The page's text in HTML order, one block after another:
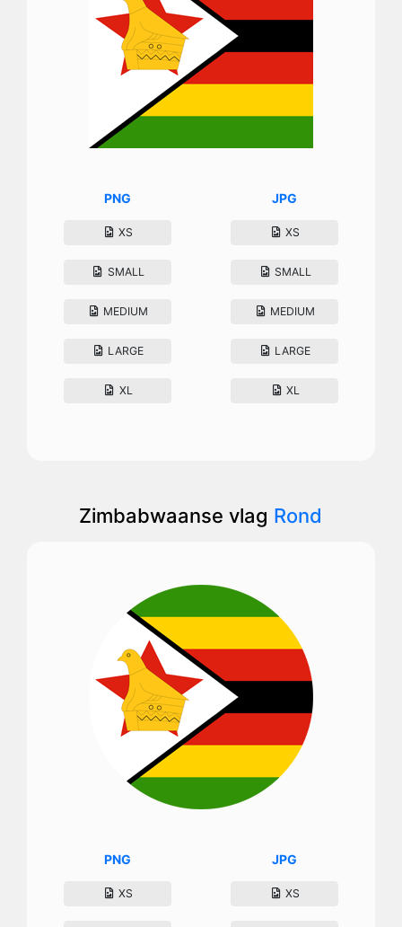
PNG
XS
SMALL
MEDIUM
LARGE
XL
JPG
XS
SMALL
MEDIUM
LARGE
XL
Zimbabwaanse vlag Rond
PNG
XS
JPG
XS